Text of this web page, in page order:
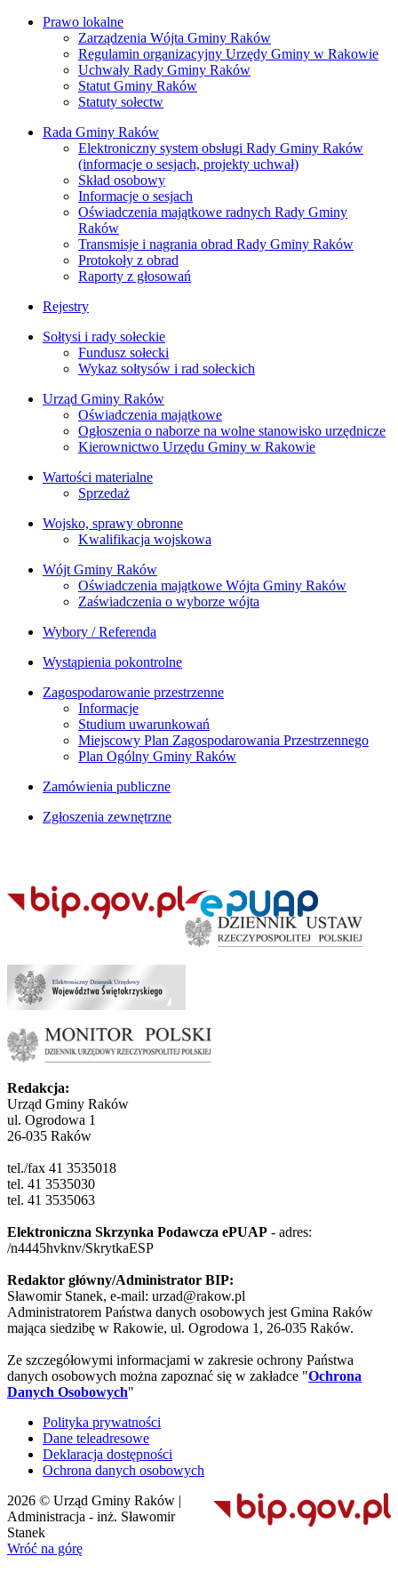
Prawo lokalne
Zarządzenia Wójta Gminy Raków
Regulamin organizacyjny Urzędy Gminy w Rakowie
Uchwały Rady Gminy Raków
Statut Gminy Raków
Statuty sołectw
Rada Gminy Raków
Elektroniczny system obsługi Rady Gminy Raków
(informacje o sesjach, projekty uchwał)
Skład osobowy
Informacje o sesjach
Oświadczenia majątkowe radnych Rady Gminy
Raków
Transmisje i nagrania obrad Rady Gminy Raków
Protokoły z obrad
Raporty z głosowań
Rejestry
Sołtysi i rady sołeckie
Fundusz sołecki
Wykaz sołtysów i rad sołeckich
Urząd Gminy Raków
Oświadczenia majątkowe
Ogłoszenia o naborze na wolne stanowisko urzędnicze
Kierownictwo Urzędu Gminy w Rakowie
Wartości materialne
Sprzedaż
Wojsko, sprawy obronne
Kwalifikacja wojskowa
Wójt Gminy Raków
Oświadczenia majątkowe Wójta Gminy Raków
Zaświadczenia o wyborze wójta
Wybory / Referenda
Wystąpienia pokontrolne
Zagospodarowanie przestrzenne
Informacje
Studium uwarunkowań
Miejscowy Plan Zagospodarowania Przestrzennego
Plan Ogólny Gminy Raków
Zamówienia publiczne
Zgłoszenia zewnętrzne
Redakcja:
Urząd Gminy Raków
ul. Ogrodowa 1
26-035 Raków
tel./fax 41 3535018
tel. 41 3535030
tel. 41 3535063
Elektroniczna Skrzynka Podawcza ePUAP - adres:
/n4445hvknv/SkrytkaESP
Redaktor główny/Administrator BIP:
Sławomir Stanek, e-mail: urzad@rakow.pl
Administratorem Państwa danych osobowych jest Gmina Raków
mająca siedzibę w Rakowie, ul. Ogrodowa 1, 26-035 Raków.
Ze szczegółowymi informacjami w zakresie ochrony Państwa
danych osobowych można zapoznać się w zakładce "Ochrona
Danych Osobowych"
Polityka prywatności
Dane teleadresowe
Deklaracja dostępności
Ochrona danych osobowych
2026 © Urząd Gminy Raków |
Administracja - inż. Sławomir
Stanek
Wróć na górę